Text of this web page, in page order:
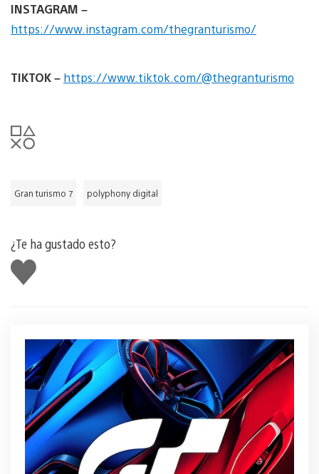
INSTAGRAM –
https://www.instagram.com/thegranturismo/
TIKTOK– https://www.tiktok.com/@thegranturismo
Gran turismo 7 polyphony digital
¿Te ha gustado esto?
Me
gusta
esto